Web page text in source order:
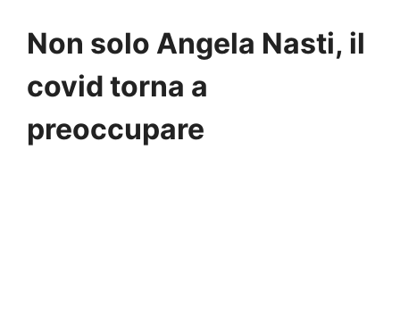
Non solo Angela Nasti, il
covid torna a
preoccupare